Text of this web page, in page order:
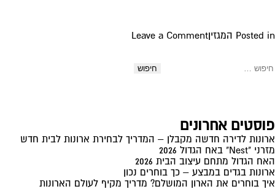
Posted in המגזיןLeave a Comment
חיפוש:
פוסטים אחרונים
ארונות לדירה חדשה מקבלן – המדריך לבחירת ארונות לבית חדש
מזרני "Nest" באח הגדול 2026
האח הגדול מתחם עיצוב הבית 2026
ארונות בגדים במבצע – כך בוחרים נכון
איך בוחרים את הארון המושלם? מדריך מקיף לעולם הארונות